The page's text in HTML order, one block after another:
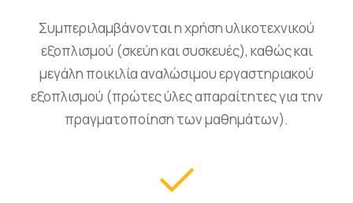
Συμπεριλαμβάνονται η χρήση υλικοτεχνικού
εξοπλισμού (σκεύη και συσκευές), καθώς και
μεγάλη ποικιλία αναλώσιμου εργαστηριακού
εξοπλισμού (πρώτες ύλες απαραίτητες για την
πραγματοποίηση των μαθημάτων).